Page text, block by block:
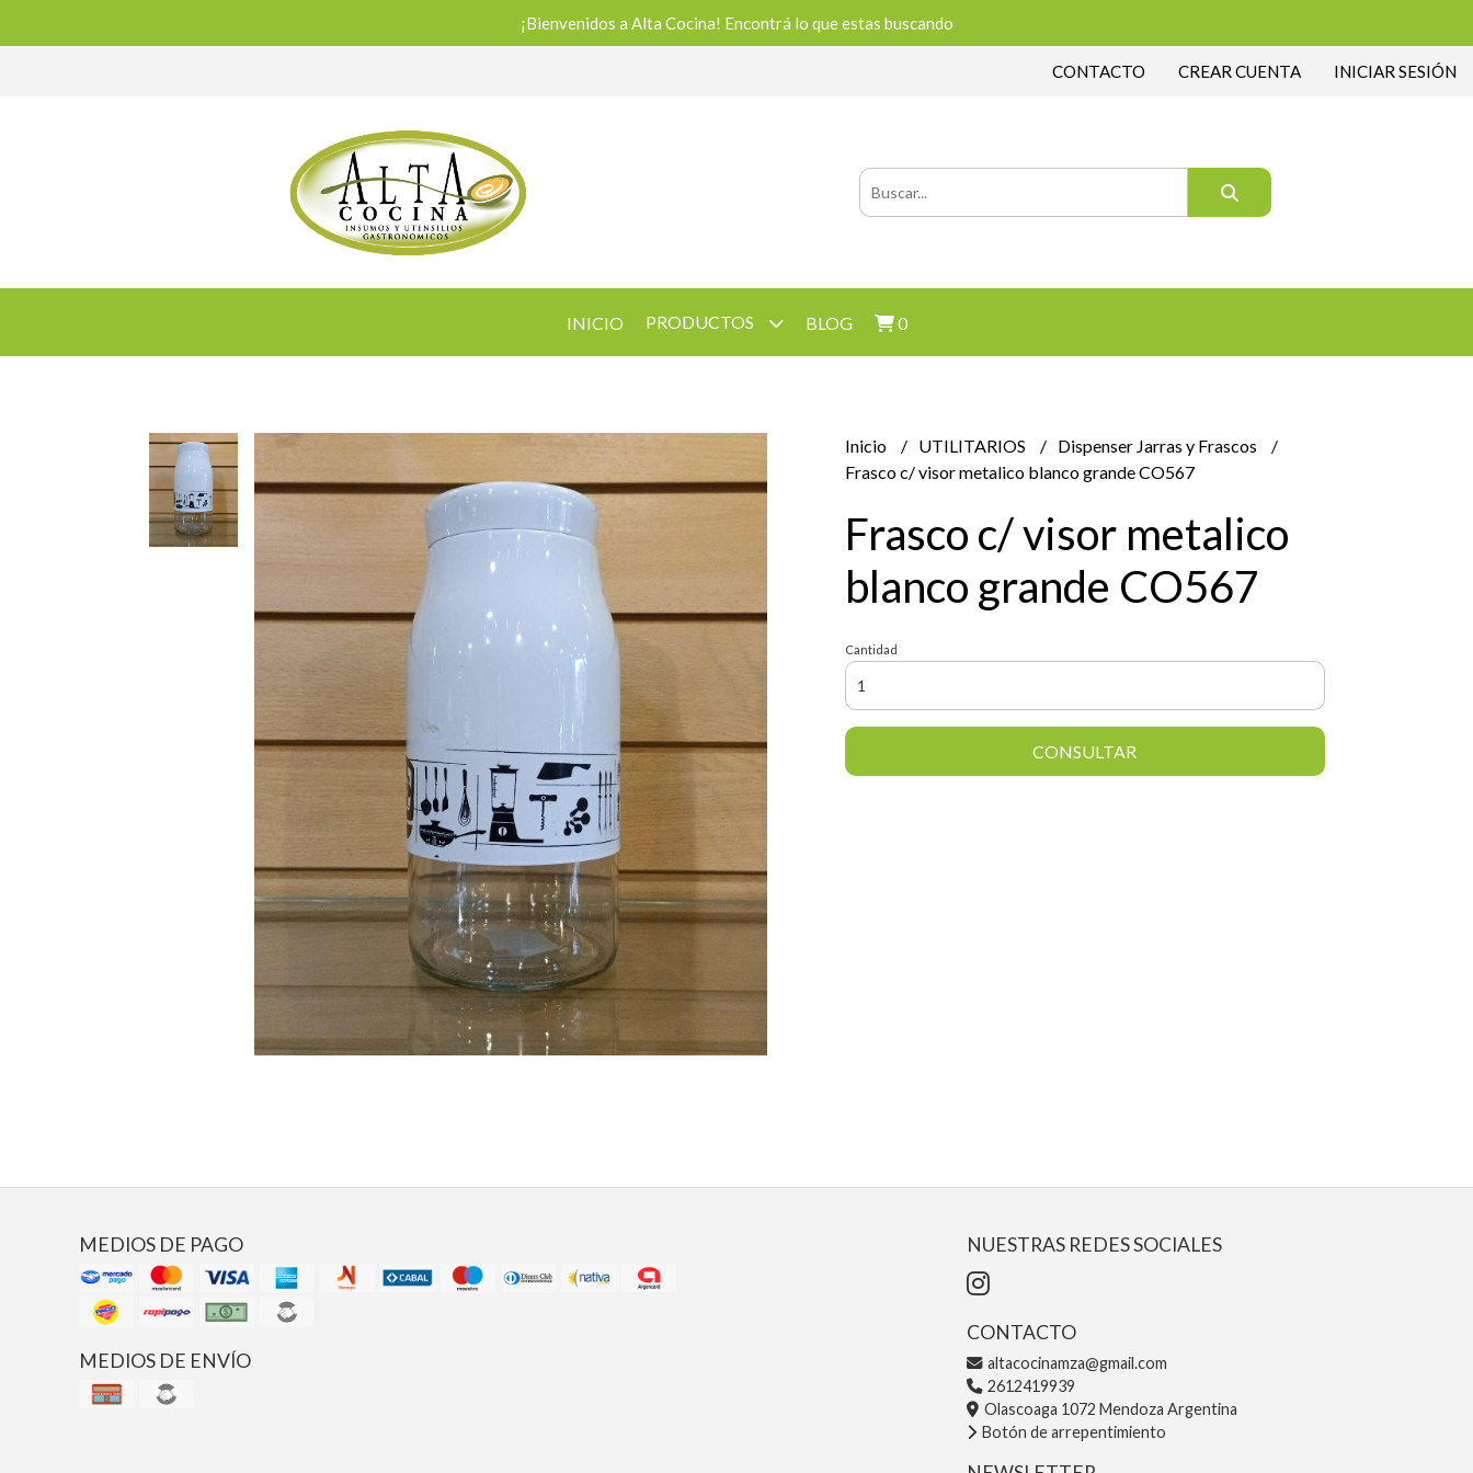
¡Bienvenidos a Alta Cocina! Encontrá lo que estas buscando
CONTACTO CREAR CUENTA INICIAR SESIÓN
INICIO PRODUCTOS BLOG 0
Inicio UTILITARIOS
Dispenser Jarras y Frascos
Frasco c/ visor metalico blanco grande CO567
Frasco c/ visor metalico
blanco grande CO567
Cantidad
CONSULTAR
MEDIOS DE PAGO
MEDIOS DE ENVÍO
NUESTRAS REDES SOCIALES
CONTACTO
altacocinamza@gmail.com
2612419939
Olascoaga 1072 Mendoza Argentina
Botón de arrepentimiento